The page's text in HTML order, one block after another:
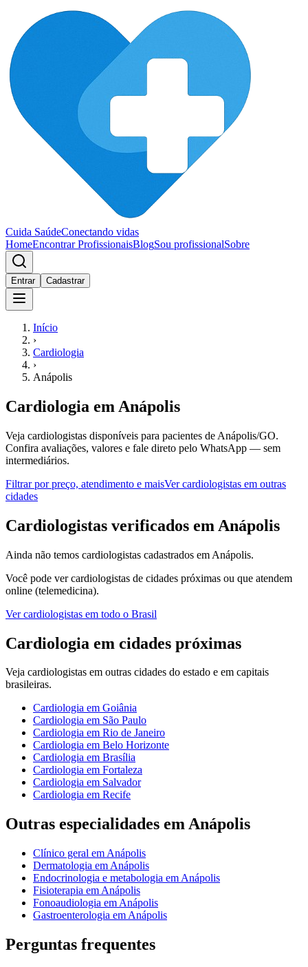
Cuida SaúdeConectando vidas
HomeEncontrar ProfissionaisBlogSou profissionalSobre
Entrar Cadastrar
Início
›
Cardiologia
›
Anápolis
Cardiologia em Anápolis
Veja cardiologistas disponíveis para pacientes de Anápolis/GO.
Confira avaliações, valores e fale direto pelo WhatsApp — sem
intermediários.
Filtrar por preço, atendimento e maisVercardiologistas em outras
cidades
Cardiologistas verificados em Anápolis
Ainda não temos cardiologistas cadastrados em Anápolis.
Você pode vercardiologistas de cidades próximas ou que atendem
online (telemedicina).
Vercardiologistas em todo o Brasil
Cardiologia em cidades próximas
Veja cardiologistas em outras cidades do estado e em capitais
brasileiras.
Cardiologia em Goiânia
Cardiologia em São Paulo
Cardiologia em Rio de Janeiro
Cardiologia em Belo Horizonte
Cardiologia em Brasília
Cardiologia em Fortaleza
Cardiologia em Salvador
Cardiologia em Recife
Outras especialidades emAnápolis
Clínico geral em Anápolis
Dermatologia em Anápolis
Endocrinologia e metabologia em Anápolis
Fisioterapia em Anápolis
Fonoaudiologia em Anápolis
Gastroenterologia em Anápolis
Perguntas frequentes